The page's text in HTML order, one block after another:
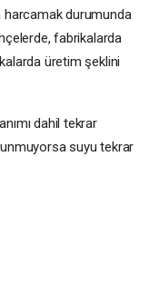
harcamak durumunda
fabrikalarda
üretim şeklini
dahil tekrar
suyu tekrar